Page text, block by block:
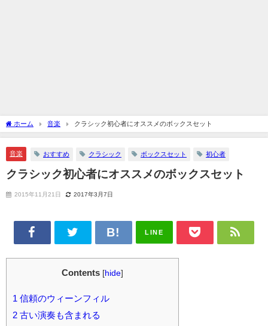
ホーム 音楽 クラシック初心者にオススメのボックスセット
音楽 おすすめ クラシック ボックスセット 初心者
クラシック初心者にオススメのボックスセット
2015年11月21日 2017年3月7日
LINE
Contents [hide]
1 信頼のウィーンフィル
2 古い演奏も含まれる